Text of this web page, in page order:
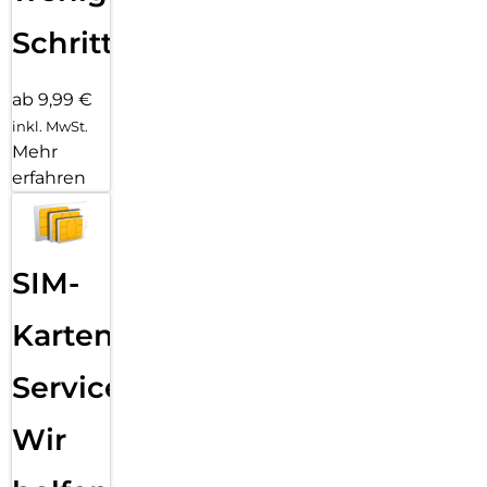
Schritten
ab 9,99 €
inkl. MwSt.
Mehr
erfahren
SIM-
Karten
Service:
Wir